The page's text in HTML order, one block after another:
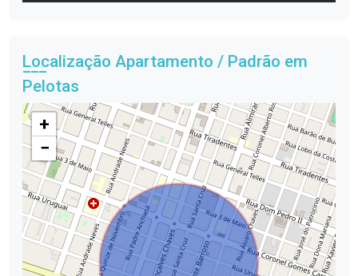
Localização Apartamento / Padrão em
Pelotas
+
−